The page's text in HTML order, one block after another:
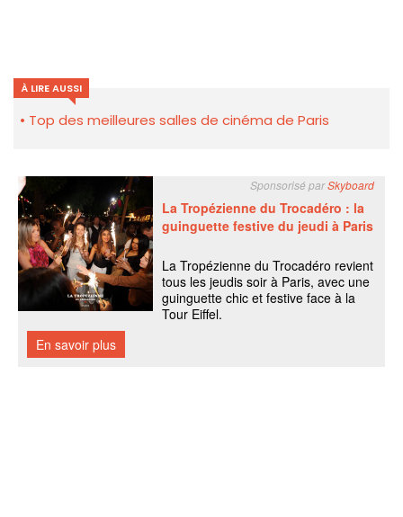
À LIRE AUSSI
Top des meilleures salles de cinéma de Paris